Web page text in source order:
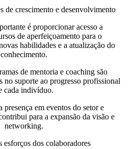
de crescimento e desenvolvimento
é proporcionar acesso a
de aperfeiçoamento para o
habilidades e a atualização do
conhecimento.
de mentoria e coaching são
no suporte ao progresso profissional
cada indivíduo.
em eventos do setor e
para a expansão da visão e
networking.
esforços dos colaboradores